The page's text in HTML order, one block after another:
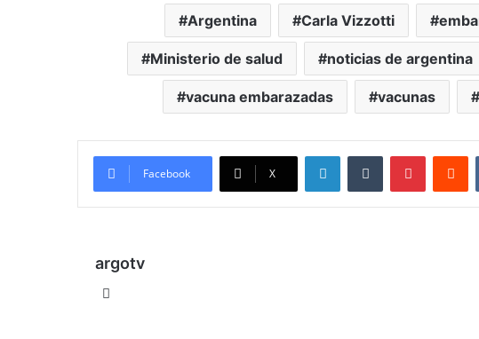
Argentina Carla Vizzotti
Ministerio de salud noticias de argentina
vacuna embarazadas vacunas
Facebook X
LinkedInTumblr Pinterest
argotv